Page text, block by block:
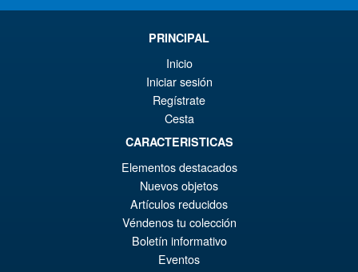
El
S.H.Figuarts Yu Yu Hakusho
Hiei Action Figure
PRE ORDENA
PRINCIPAL
Inicio
Iniciar sesión
Regístrate
Cesta
CARACTERISTICAS
Elementos destacados
Nuevos objetos
Artículos reducidos
Véndenos tu colección
Boletín informativo
Eventos